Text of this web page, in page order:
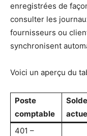
enregistrées de
consulter les
fournisseurs ou
synchronisent
Voici un aperçu du
Poste
comptable
Solde
401 –